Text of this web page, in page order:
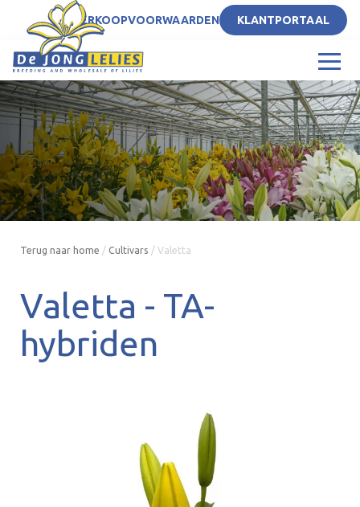
NLVERKOOPVOORWAARDEN KLANTPORTAAL
Terug naar home / Cultivars / Valetta
Valetta - TA-
hybriden